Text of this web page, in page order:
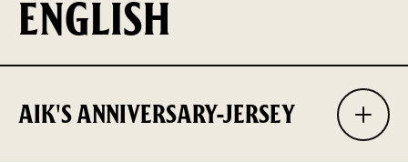
ENGLISH
AIK'S ANNIVERSARY-JERSEY